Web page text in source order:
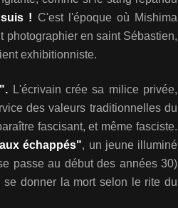
! C'est l'époque où Mishima
photographier en saint Sébastien,
exhibitionniste.
L'écrivain crée sa milice privée,
des valeurs traditionnelles du
fascisant, et même fasciste.
échappés", un jeune illuminé
passe au début des années 30)
donner la mort selon le rite du